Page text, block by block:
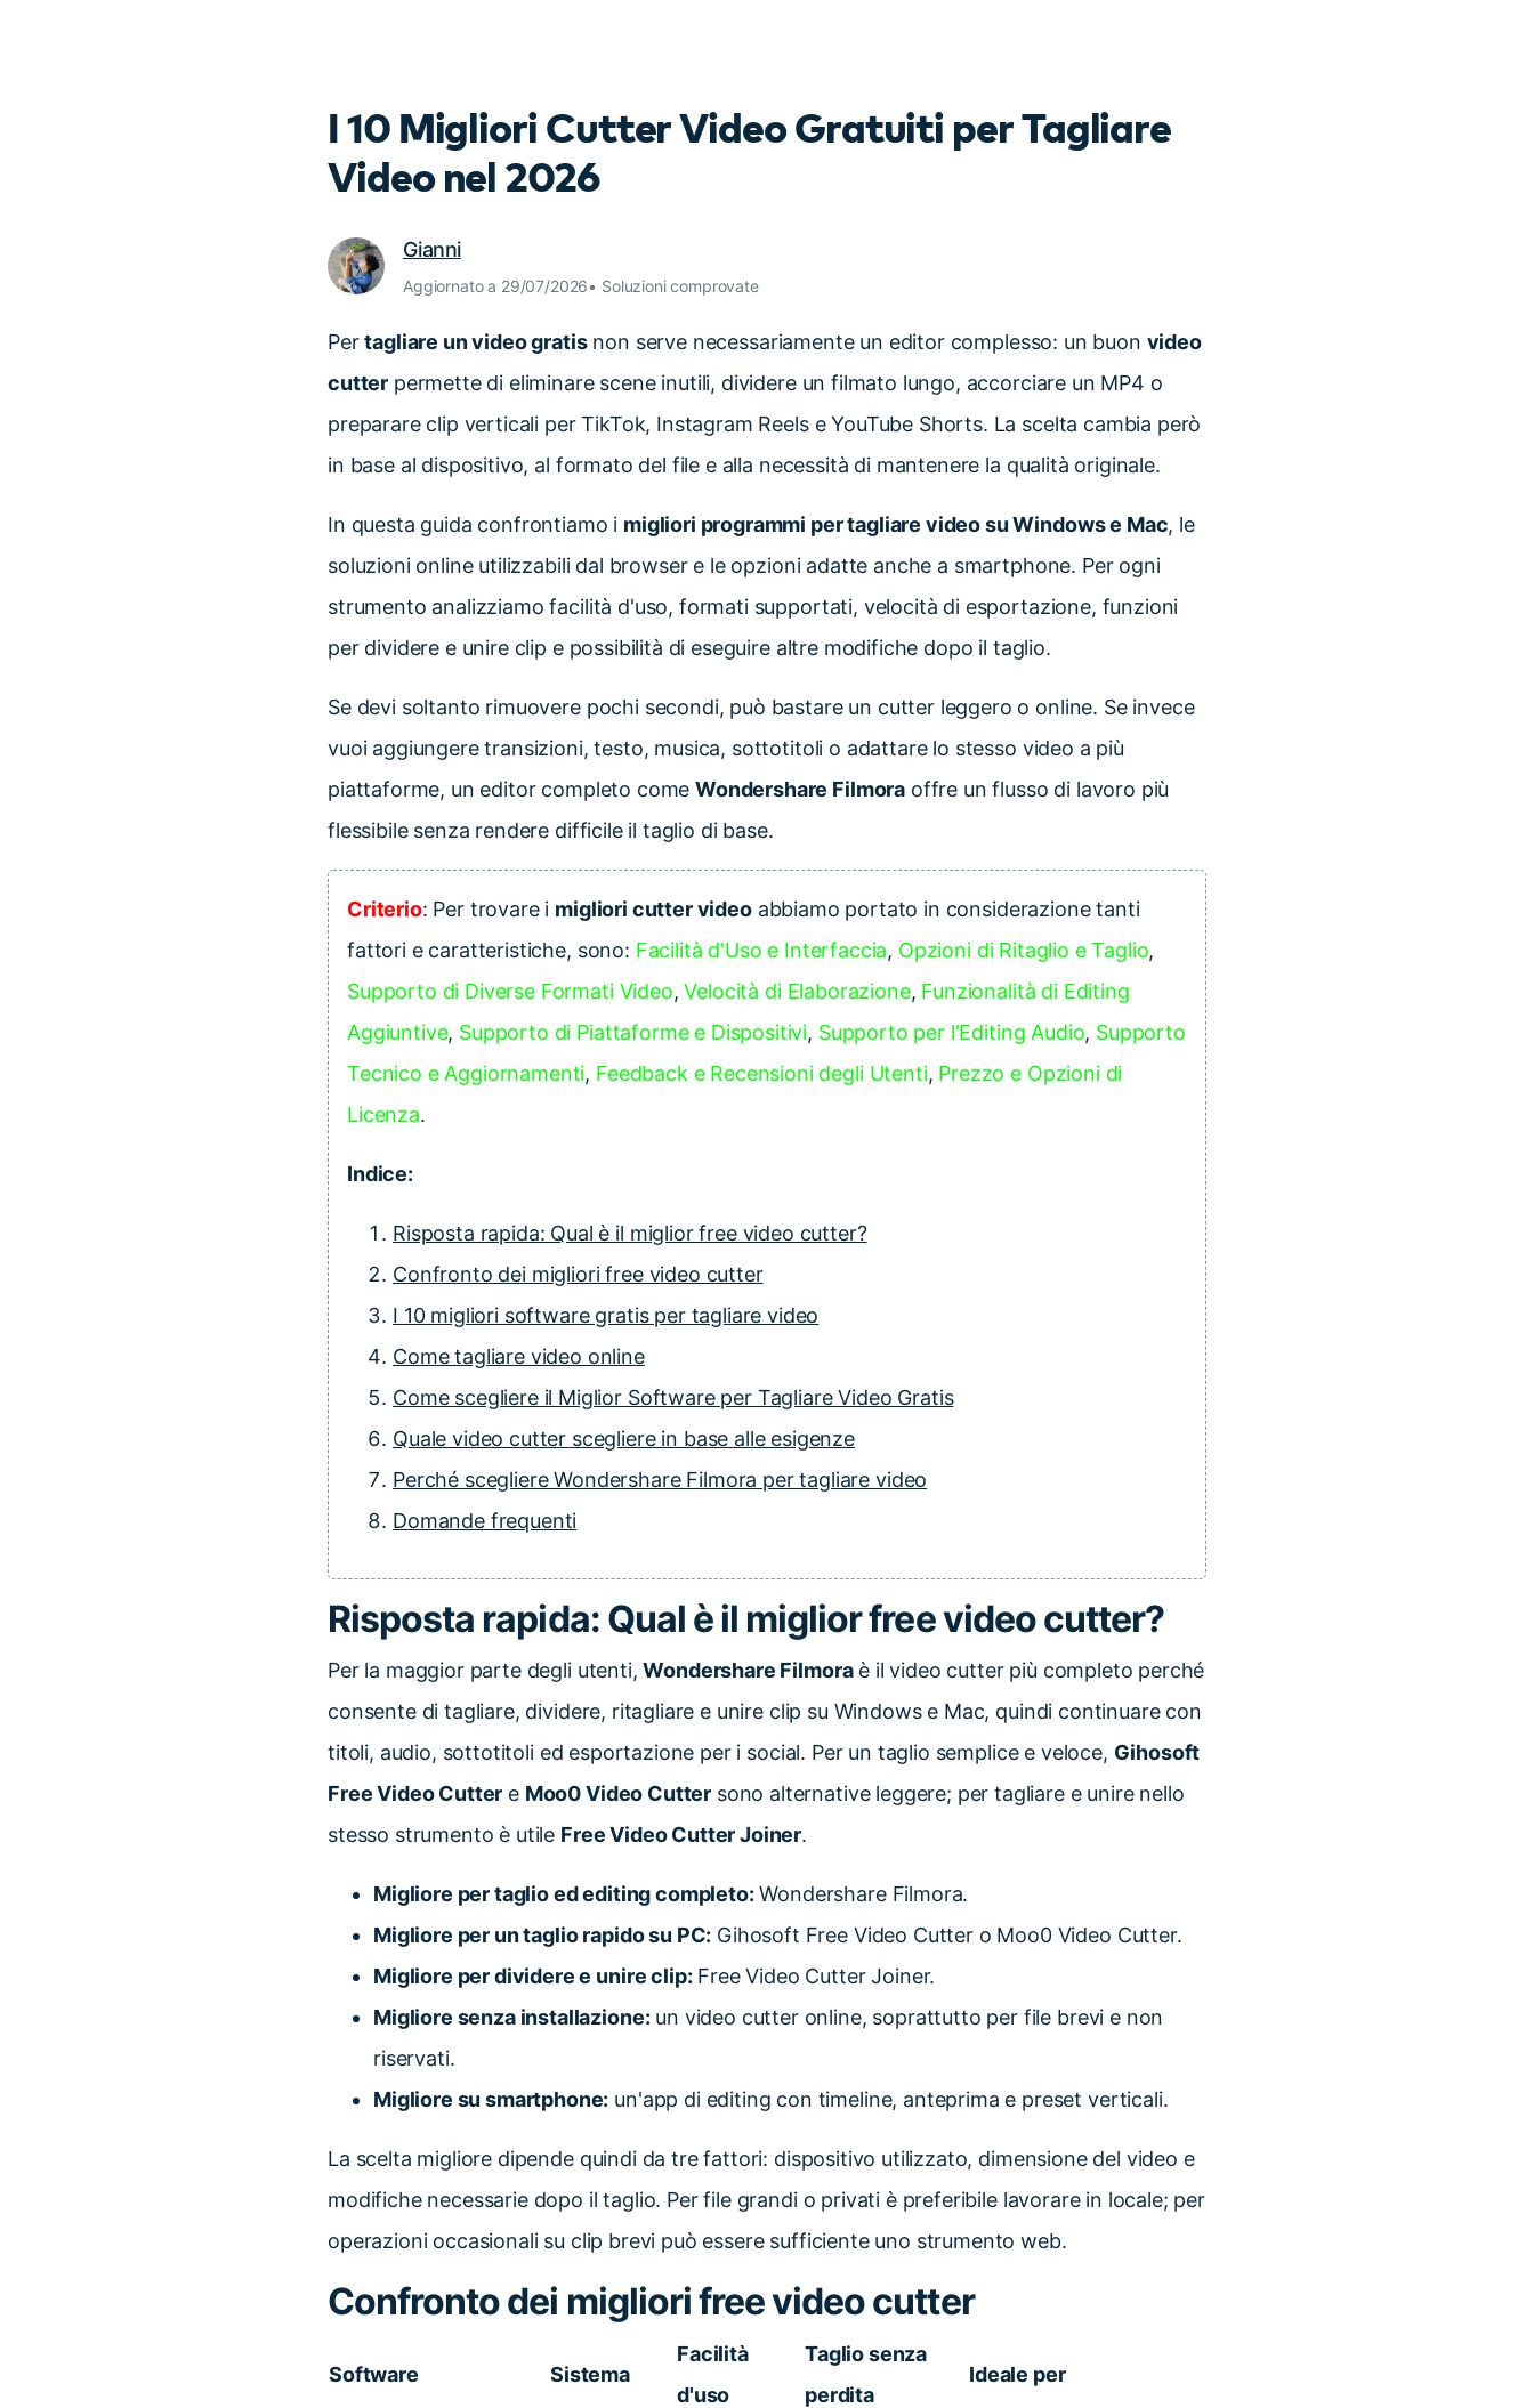
Download Gratuito
I 10 Migliori Cutter Video Gratuiti per Tagliare
Video nel 2026
Gianni
Aggiornato a 29/07/2026• Soluzioni comprovate
Pertagliare un video gratisnon serve necessariamente un editor complesso: un buon video
cutter permette di eliminare scene inutili, dividere un filmato lungo, accorciare un MP4 o
preparare clip verticali per TikTok, Instagram Reels e YouTube Shorts. La scelta cambia però
in base al dispositivo, al formato del file e alla necessità di mantenere la qualità originale.
In questa guida confrontiamo i migliori programmi per tagliare video su Windows e Mac, le
soluzioni online utilizzabili dal browser e le opzioni adatte anche a smartphone. Per ogni
strumento analizziamo facilità d'uso, formati supportati, velocità di esportazione, funzioni
per dividere e unire clip e possibilità di eseguire altre modifiche dopo il taglio.
Se devi soltanto rimuovere pochi secondi, può bastare un cutter leggero o online. Se invece
vuoi aggiungere transizioni, testo, musica, sottotitoli o adattare lo stesso video a più
piattaforme, un editor completo comeWondershare Filmora offre un flusso di lavoro più
flessibile senza rendere difficile il taglio di base.
Criterio: Per trovare i migliori cutter videoabbiamo portato in considerazione tanti
fattori e caratteristiche, sono: Facilità d'Uso e Interfaccia, Opzioni di Ritaglio e Taglio,
Supporto di Diverse Formati Video,Velocità di Elaborazione, Funzionalità di Editing
Aggiuntive, Supporto di Piattaforme e Dispositivi, Supporto per l'Editing Audio, Supporto
Tecnico e Aggiornamenti, Feedback e Recensioni degli Utenti, Prezzo e Opzioni di
Licenza.
Indice:
Risposta rapida: Qual è il miglior free video cutter?
Confronto dei migliori free video cutter
I 10 migliori software gratis per tagliare video
Come tagliare video online
Come scegliere il Miglior Software per Tagliare Video Gratis
Quale video cutter scegliere in base alle esigenze
Perché scegliere Wondershare Filmora per tagliare video
Domande frequenti
Risposta rapida: Qual è il miglior free video cutter?
Per la maggior parte degli utenti,Wondershare Filmoraè il video cutter più completo perché
consente di tagliare, dividere, ritagliare e unire clip su Windows e Mac, quindi continuare con
titoli, audio, sottotitoli ed esportazione per i social. Per un taglio semplice e veloce, Gihosoft
Free Video Cutter e Moo0 Video Cutter sono alternative leggere; per tagliare e unire nello
stesso strumento è utile Free Video Cutter Joiner.
Migliore per taglio ed editing completo: Wondershare Filmora.
Migliore per un taglio rapido su PC: Gihosoft Free Video Cutter o Moo0 Video Cutter.
Migliore per dividere e unire clip: Free Video Cutter Joiner.
Migliore senza installazione: un video cutter online, soprattutto per file brevi e non
riservati.
Migliore su smartphone: un'app di editing con timeline, anteprima e preset verticali.
La scelta migliore dipende quindi da tre fattori: dispositivo utilizzato, dimensione del video e
modifiche necessarie dopo il taglio. Per file grandi o privati è preferibile lavorare in locale; per
operazioni occasionali su clip brevi può essere sufficiente uno strumento web.
Confronto dei migliori free video cutter
Software Sistema
Facilità
d'uso
Taglio senza
perdita
Ideale per